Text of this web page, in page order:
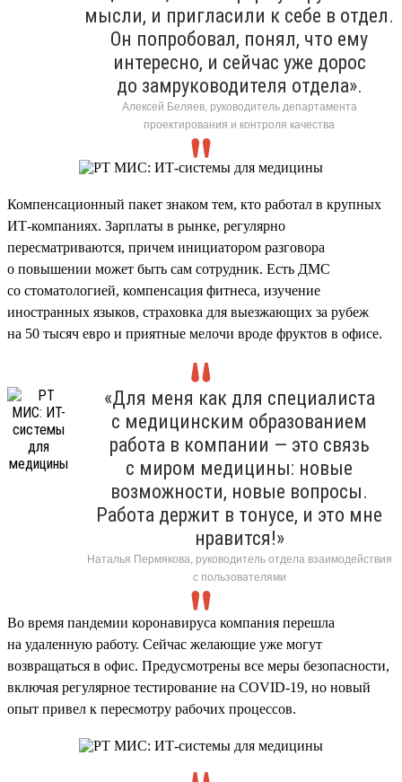
мысли, и пригласили к себе в отдел.
Он попробовал, понял, что ему
интересно, и сейчас уже дорос
до замруководителя отдела».
Алексей Беляев, руководитель департамента
проектирования и контроля качества
Компенсационный пакет знаком тем, кто работал в крупных
ИТ-компаниях. Зарплаты в рынке, регулярно
пересматриваются, причем инициатором разговора
о повышении может быть сам сотрудник. Есть ДМС
со стоматологией, компенсация фитнеса, изучение
иностранных языков, страховка для выезжающих за рубеж
на 50 тысяч евро и приятные мелочи вроде фруктов в офисе.
«Для меня как для специалиста
с медицинским образованием
работа в компании — это связь
с миром медицины: новые
возможности, новые вопросы.
Работа держит в тонусе, и это мне
нравится!»
Наталья Пермякова, руководитель отдела взаимодействия
с пользователями
Во время пандемии коронавируса компания перешла
на удаленную работу. Сейчас желающие уже могут
возвращаться в офис. Предусмотрены все меры безопасности,
включая регулярное тестирование на COVID-19, но новый
опыт привел к пересмотру рабочих процессов.